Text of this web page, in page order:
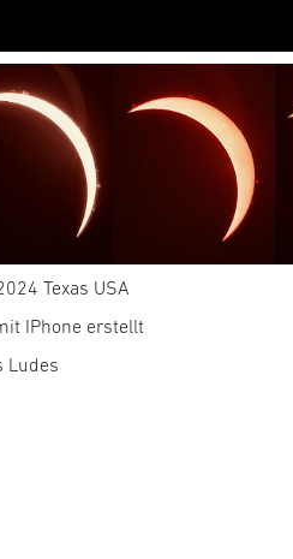
Texas USA
IPhone erstellt
Ludes